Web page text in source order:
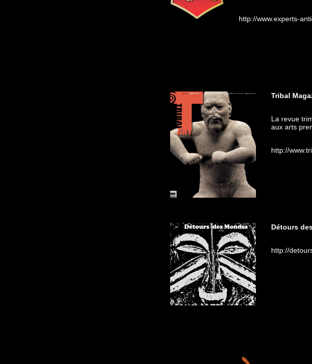
http://www.experts-
Tribal
La revue
aux arts
http://
Détours
http://